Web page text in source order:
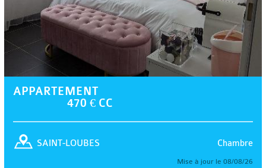
APPARTEMENT
470 € CC
Chambre
SAINT-LOUBES
Mise à jour le 08/08/26